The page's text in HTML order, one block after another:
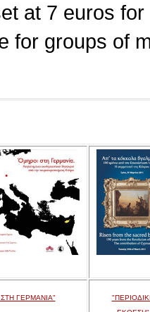
at 7 euros
for groups of
ΓΕΡΜΑΝΙΑ"